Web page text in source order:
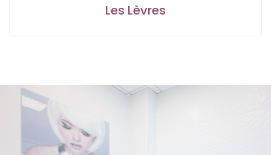
Les Lèvres